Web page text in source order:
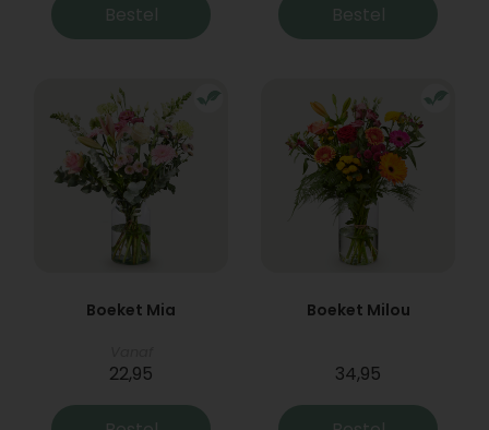
Bestel Bestel
Boeket Mia
22,95
Boeket Milou
34,95